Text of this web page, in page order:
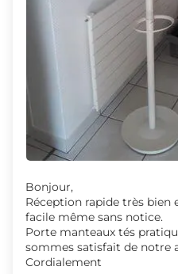
Bonjour,
Réception rapide très bien
facile même sans notice.
Porte manteaux tés
sommes satisfait de notre
Cordialement